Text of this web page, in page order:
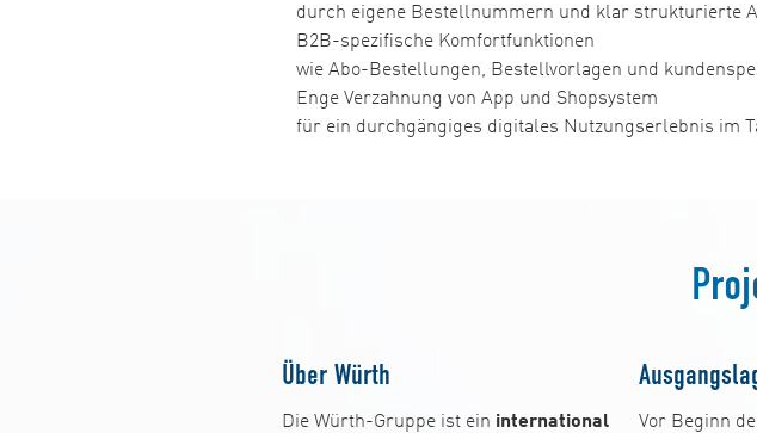
durch eigene Bestellnummern und klar strukturierte
B2B-spezifische Komfortfunktionen
wie Abo-Bestellungen, Bestellvorlagen und
Enge Verzahnung von App und Shopsystem
für ein durchgängiges digitales Nutzungserlebnis im
Über Würth
Die Würth-Gruppe ist ein international
Vor Beginn